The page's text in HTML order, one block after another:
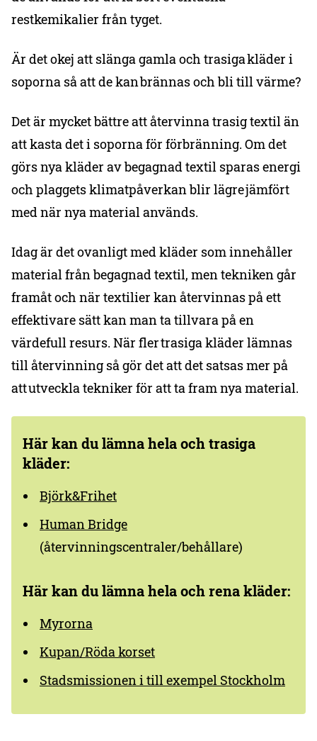
restkemikalier från tyget.
Är det okej att slänga gamla och trasiga kläder i
soporna så att de kan brännas och bli till värme?
Det är mycket bättre att återvinna trasig textil än
att kasta det i soporna för förbränning. Om det
görs nya kläder av begagnad textil sparas energi
och plaggets klimatpåverkan blir lägre jämfört
med när nya material används.
Idag är det ovanligt med kläder som innehåller
material från begagnad textil, men tekniken går
framåt och när textilier kan återvinnas på ett
effektivare sätt kan man ta tillvara på en
värdefull resurs. När fler trasiga kläder lämnas
till återvinning så gör det att det satsas mer på
att utveckla tekniker för att ta fram nya material.
Här kan du lämna hela och trasiga
kläder:
Björk&Frihet
Human Bridge
(återvinningscentraler/behållare)
Här kan du lämna hela och rena kläder:
Myrorna
Kupan/Röda korset
Stadsmissionen i till exempel Stockholm